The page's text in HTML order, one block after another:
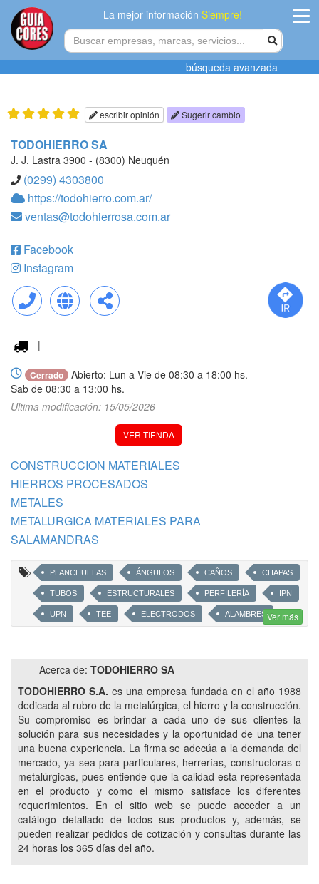
La mejor informaciónSiempre!
Agregar
Contactenos
búsqueda avanzada
escribir opinión Sugerir cambio
TODOHIERRO SA
J. J. Lastra 3900 - (8300) Neuquén
(0299) 4303800
https://todohierro.com.ar/
ventas@todohierrosa.com.ar
Facebook
Instagram
Llamar Web Compartir
|
Cerrado
Abierto: Lun a Vie de 08:30 a 18:00 hs.
Sab de 08:30 a 13:00 hs.
Ultima modificación: 15/05/2026
VER TIENDA
CONSTRUCCION MATERIALES
HIERROS PROCESADOS
METALES
METALURGICA MATERIALES PARA
SALAMANDRAS
PLANCHUELAS ÁNGULOS CAÑOS CHAPAS
TUBOS ESTRUCTURALES PERFILERÍA IPN
UPN TEE ELECTRODOS ALAMBRES
TERNIUM TERNIUM SIDERAR
TROMEN VACA MUERTA VACAMUERTA
LOMA NEGRA CAL CEMENTO LADRILLOS
Ver más
Acerca de: TODOHIERRO SA
TODOHIERRO S.A. es una empresa fundada en el año 1988
dedicada al rubro de la metalúrgica, el hierro y la construcción.
Su compromiso es brindar a cada uno de sus clientes la
solución para sus necesidades y la oportunidad de una tener
una buena experiencia. La firma se adecúa a la demanda del
mercado, ya sea para particulares, herrerías, constructoras o
metalúrgicas, pues entiende que la calidad esta representada
en el producto y como el mismo satisface los diferentes
requerimientos. En el sitio web se puede acceder a un
catálogo detallado de todos sus productos y, además, se
pueden realizar pedidos de cotización y consultas durante las
24 horas los 365 días del año.